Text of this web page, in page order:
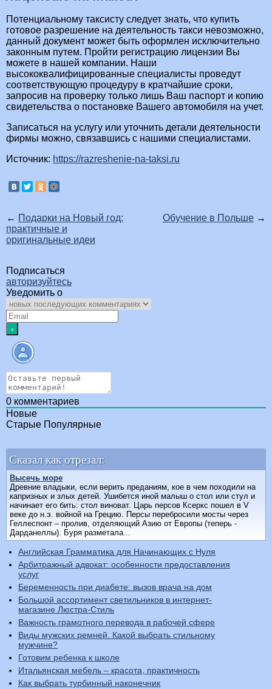
Потенциальному таксисту следует знать, что купить
готовое разрешение на деятельность такси невозможно,
данный документ может быть оформлен исключительно
законным путем. Пройти регистрацию лицензии Вы
можете в нашей компании. Наши
высококвалифицированные специалисты проведут
соответствующую процедуру в кратчайшие сроки,
запросив на проверку только лишь Ваш паспорт и копию
свидетельства о постановке Вашего автомобиля на учет.
Записаться на услугу или уточнить детали деятельности
фирмы можно, связавшись с нашими специалистами.
Источник: https://razreshenie-na-taksi.ru
← Подарки на Новый год:
практичные и
оригинальные идеи
Обучение в Польше →
Подписаться
авторизуйтесь
Уведомить о
0 комментариев
Новые
Старые Популярные
Сказал как отрезал:
Высечь море
Древние владыки, если верить преданиям, кое в чем походили на
капризных и злых детей. Ушибется иной малыш о стол или стул и
начинает его бить: стол виноват. Царь персов Ксеркс пошел в V
веке до н.э. войной на Грецию. Персы перебросили мосты через
Геллеспонт – пролив, отделяющий Азию от Европы (теперь -
Дарданеллы). Буря разметала...
Английская Грамматика для Начинающих с Нуля
Арбитражный адвокат: особенности предоставления
услуг
Беременность при диабете: вызов врача на дом
Большой ассортимент светильников в интернет-
магазине Люстра-Стиль
Важность грамотного перевода в рабочей сфере
Виды мужских ремней. Какой выбрать стильному
мужчине?
Готовим ребенка к школе
Итальянская мебель – красота, практичность
Как выбрать турбинный наконечник